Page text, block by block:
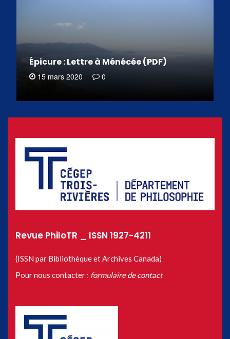
Épicure : Lettre à Ménécée (PDF)
15 mars 2020 0
Revue PhiloTR _ ISSN 1927-4211
(ISSN par Bibliothèque et Archives Canada)
Pour nous contacter : formulaire de contact